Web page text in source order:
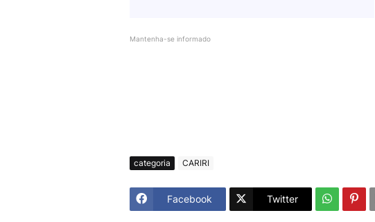
Mantenha-se informado
categoria CARIRI
Facebook Twitter